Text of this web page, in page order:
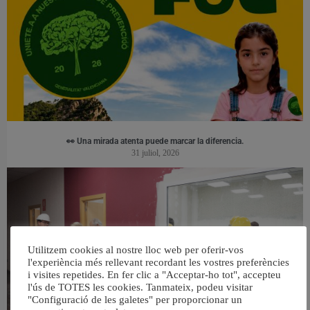
👀 Una mirada atenta puede marcar la diferencia.
31 juliol, 2026
Utilitzem cookies al nostre lloc web per oferir-vos
l'experiència més rellevant recordant les vostres preferències
i visites repetides. En fer clic a "Acceptar-ho tot", accepteu
l'ús de TOTES les cookies. Tanmateix, podeu visitar
"Configuració de les galetes" per proporcionar un